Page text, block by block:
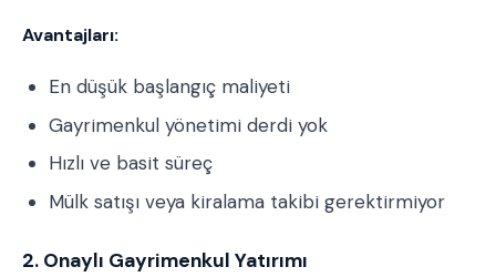
Avantajları:
En düşük başlangıç maliyeti
Gayrimenkul yönetimi derdi yok
Hızlı ve basit süreç
Mülk satışı veya kiralama takibi gerektirmiyor
2. Onaylı Gayrimenkul Yatırımı